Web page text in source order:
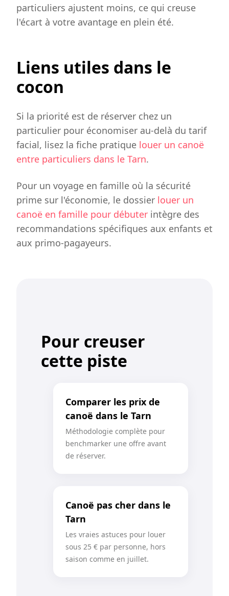
particuliers ajustent moins, ce qui creuse
l'écart à votre avantage en plein été.
Liens utiles dans le
cocon
Si la priorité est de réserver chez un
particulier pour économiser au-delà du tarif
facial, lisez la fiche pratique louer un canoë
entre particuliers dans le Tarn.
Pour un voyage en famille où la sécurité
prime sur l'économie, le dossier louer un
canoë en famille pour débuter intègre des
recommandations spécifiques aux enfants et
aux primo-pagayeurs.
Pour creuser
cette piste
Comparer les prix de
canoë dans le Tarn
Méthodologie complète pour
benchmarker une offre avant
de réserver.
Canoë pas cher dans le
Tarn
Les vraies astuces pour louer
sous 25 € par personne, hors
saison comme en juillet.